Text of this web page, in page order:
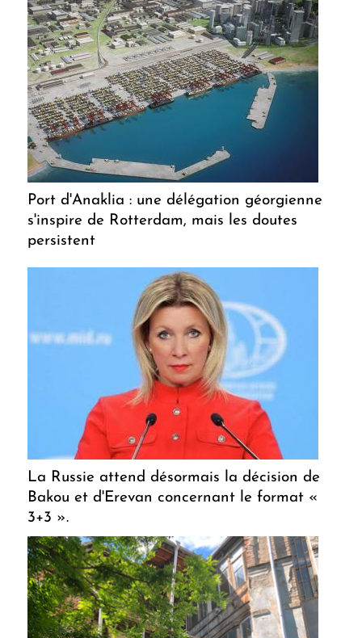
Port d'Anaklia : une délégation géorgienne
s'inspire de Rotterdam, mais les doutes
persistent
La Russie attend désormais la décision de
Bakou et d'Erevan concernant le format «
3+3 ».